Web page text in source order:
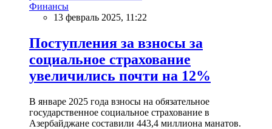
Финансы
13 февраль 2025, 11:22
Поступления за взносы за
социальное страхование
увеличились почти на 12%
В январе 2025 года взносы на обязательное
государственное социальное страхование в
Азербайджане составили 443,4 миллиона манатов.